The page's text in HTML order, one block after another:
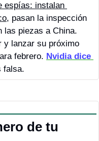
espías: instalan
, pasan la inspección
las piezas a China.
y lanzar su próximo
febrero. Nvidia dice
falsa.
de tu